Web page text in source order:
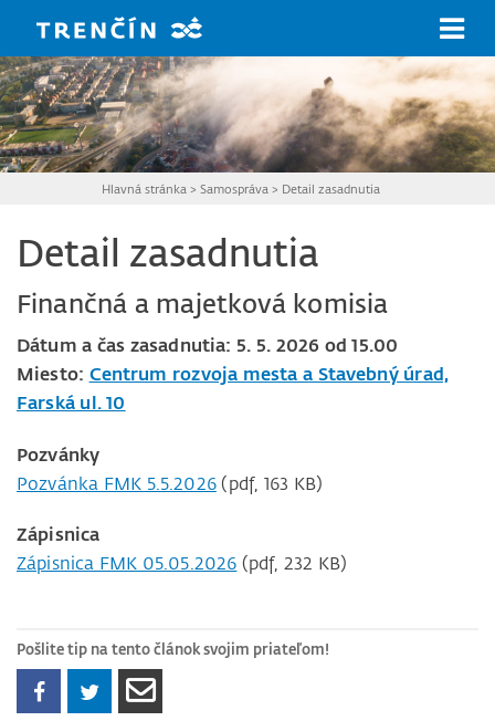
Hlavná stránka >Samospráva > Detail zasadnutia
Detail zasadnutia
Finančná a majetková komisia
Dátum a čas zasadnutia: 5. 5. 2026 od 15.00
Miesto: Centrum rozvoja mesta a Stavebný úrad,
Farská ul. 10
Pozvánky
Pozvánka FMK 5.5.2026(pdf, 163 KB)
Zápisnica
Zápisnica FMK 05.05.2026 (pdf, 232 KB)
Pošlite tip na tento článok svojim priateľom!